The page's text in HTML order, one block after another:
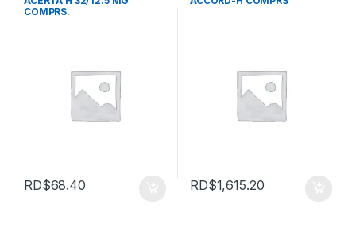
COMPRS.
RD$68.40 RD$1,615.20